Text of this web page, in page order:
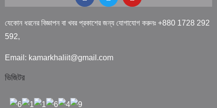
যেকোন ধরনের বিজ্ঞাপন বা খবর প্রকাশের জন্য যোগাযোগ করুনঃ +880 1728 292
592,
Email: kamarkhaliit@gmail.com
ভিজিটর